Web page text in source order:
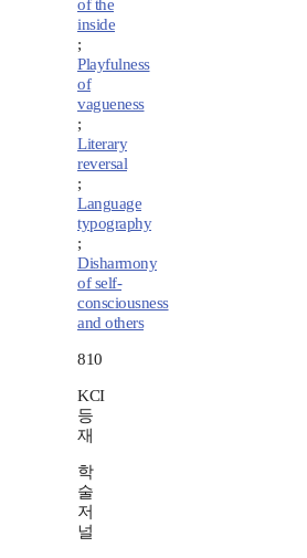
of the
inside
;
Playfulness
of
vagueness
;
Literary
reversal
;
Language
typography
;
Disharmony
of self-
consciousness
and others
810
KCI
등
재
학
술
저
널